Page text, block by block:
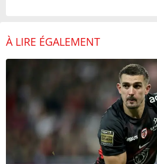
À LIRE ÉGALEMENT